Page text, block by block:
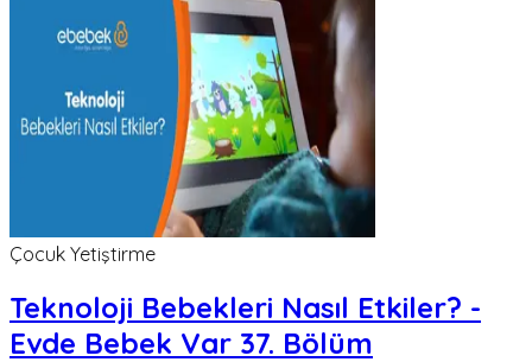
Çocuk Yetiştirme
Teknoloji Bebekleri Nasıl Etkiler? -
Evde Bebek Var 37. Bölüm